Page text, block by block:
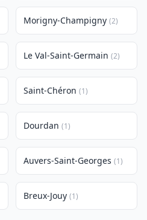
(2)Morigny-Champigny (2)
Le Val-Saint-Germain (2)
Saint-Chéron (1)
Dourdan (1)
Auvers-Saint-Georges (1)
Breux-Jouy (1)